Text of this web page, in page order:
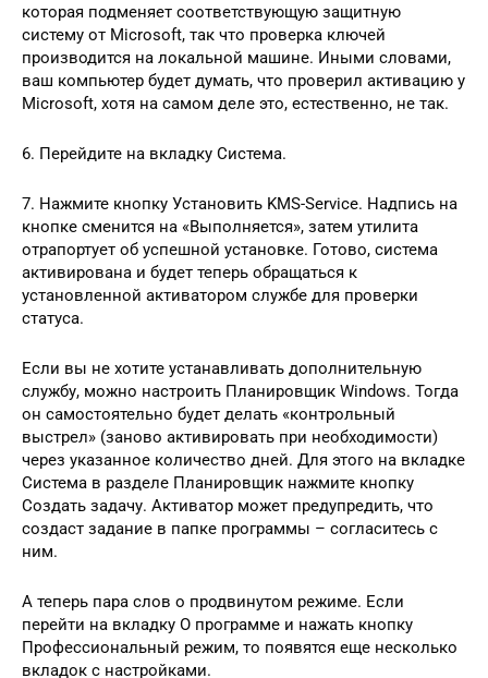
которая подменяет соответствующую защитную
систему от Microsoft, так что проверка ключей
производится на локальной машине. Иными словами,
ваш компьютер будет думать, что проверил активацию у
Microsoft, хотя на самом деле это, естественно, не так.
6. Перейдите на вкладку Система.
7. Нажмите кнопку Установить KMS-Service. Надпись на
кнопке сменится на «Выполняется», затем утилита
отрапортует об успешной установке. Готово, система
активирована и будет теперь обращаться к
установленной активатором службе для проверки
статуса.
Если вы не хотите устанавливать дополнительную
службу, можно настроить Планировщик Windows. Тогда
он самостоятельно будет делать «контрольный
выстрел» (заново активировать при необходимости)
через указанное количество дней. Для этого на вкладке
Система в разделе Планировщик нажмите кнопку
Создать задачу. Активатор может предупредить, что
создаст задание в папке программы – согласитесь с
ним.
А теперь пара слов о продвинутом режиме. Если
перейти на вкладку О программе и нажать кнопку
Профессиональный режим, то появятся еще несколько
вкладок с настройками.